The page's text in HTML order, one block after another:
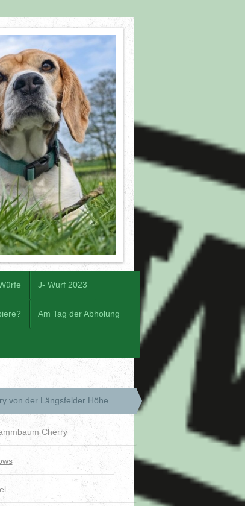
J- Wurf 2023
Am Tag der Abholung
von der Längsfelder Höhe
Cherry